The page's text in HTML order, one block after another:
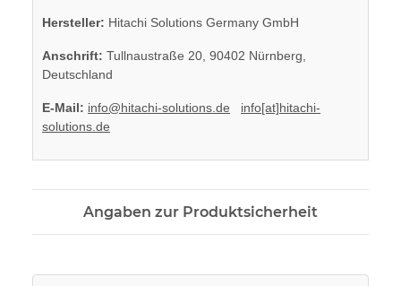
Hersteller: Hitachi Solutions Germany GmbH
Anschrift: Tullnaustraße 20, 90402 Nürnberg,
Deutschland
E-Mail: info@hitachi-solutions.de
info[at]hitachi-
solutions.de
Angaben zur Produktsicherheit